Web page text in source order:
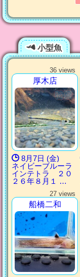
小型魚
36 views
厚木店
8月7日 (金)
ネイビーブルーラ
インテトラ ２０
２６年８月１ …
27 views
船橋二和